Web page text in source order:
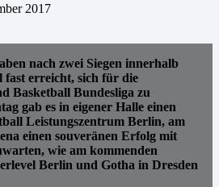
2017
nach zwei Siegen innerhalb
erreicht, sich für die
Basketball Bundesliga zu
gab es in eigener Halle einen
Leistungszentrum Berlin, am
einen souveränen Erfolg mit
wie am kommenden
Berlin und Gotha in Dresden